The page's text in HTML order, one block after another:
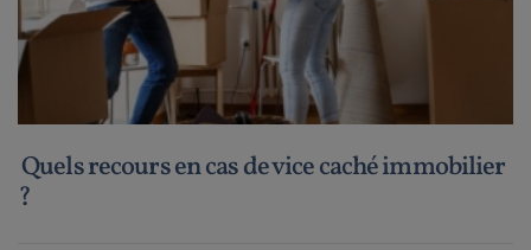
Quels recours en cas de vice caché immobilier
?